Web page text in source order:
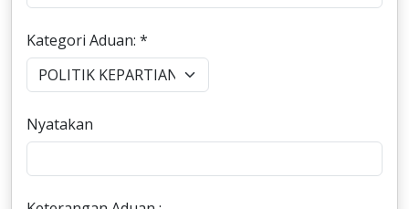
Kategori Aduan: *
Nyatakan